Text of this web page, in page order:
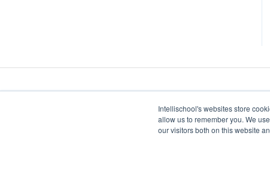
Intellischool's websites store
allow us to remember you. We
our visitors both on this website